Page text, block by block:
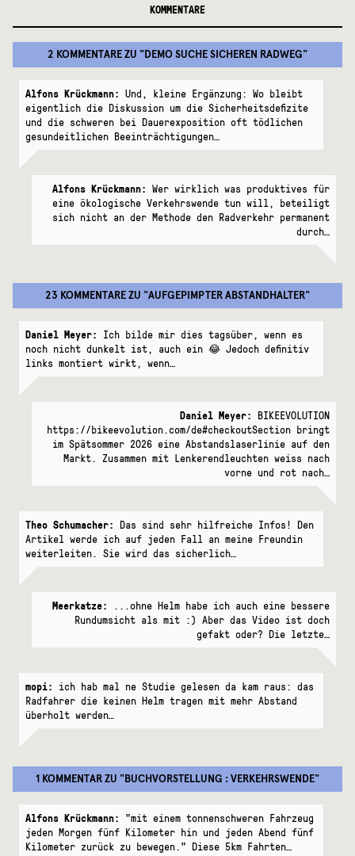
KOMMENTARE
2 KOMMENTAREZU "DEMO SUCHE SICHEREN RADWEG"
Alfons Krückmann: Und, kleine Ergänzung: Wo bleibt
eigentlich die Diskussion um die Sicherheitsdefizite
und die schweren bei Dauerexposition oft tödlichen
gesundeitlichen Beeinträchtigungen…
Alfons Krückmann: Wer wirklich was produktives für
eine ökologische Verkehrswende tun will, beteiligt
sich nicht an der Methode den Radverkehr permanent
durch…
23 KOMMENTAREZU "AUFGEPIMPTER ABSTANDHALTER"
Daniel Meyer: Ich bilde mir dies tagsüber, wenn es
noch nicht dunkelt ist, auch ein 😂 Jedoch definitiv
links montiert wirkt, wenn…
Daniel Meyer: BIKEEVOLUTION
https://bikeevolution.com/de#checkoutSection bringt
im Spätsommer 2026 eine Abstandslaserlinie auf den
Markt. Zusammen mit Lenkerendleuchten weiss nach
vorne und rot nach…
Theo Schumacher: Das sind sehr hilfreiche Infos! Den
Artikel werde ich auf jeden Fall an meine Freundin
weiterleiten. Sie wird das sicherlich…
Meerkatze:
...ohne Helm habe ich auch eine bessere
Rundumsicht als mit :) Aber das Video ist doch
gefakt oder? Die letzte…
mopi: ich hab mal ne Studie gelesen da kam raus: das
Radfahrer die keinen Helm tragen mit mehr Abstand
überholt werden…
1 KOMMENTARZU "BUCHVORSTELLUNG : VERKEHRSWENDE"
Alfons Krückmann: "mit einem tonnenschweren Fahrzeug
jeden Morgen fünf Kilometer hin und jeden Abend fünf
Kilometer zurück zu bewegen." Diese 5km Fahrten…